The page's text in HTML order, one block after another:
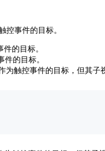
控事件的目标。
的目标。
的目标。
为触控事件的目标，但其子